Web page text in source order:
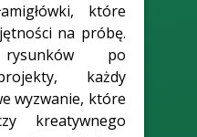
które
na próbę.
po
każdy
wyzwanie, które
kreatywnego